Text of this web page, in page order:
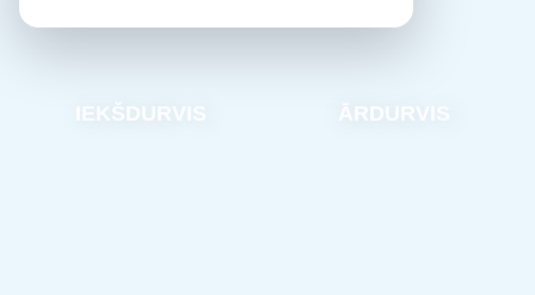
IEKŠDURVIS ĀRDURVIS